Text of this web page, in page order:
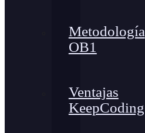
Metodología
OB1
Ventajas
KeepCoding